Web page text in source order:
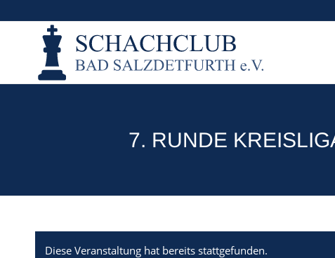
7. RUNDE
Diese Veranstaltung hat bereits stattgefunden.